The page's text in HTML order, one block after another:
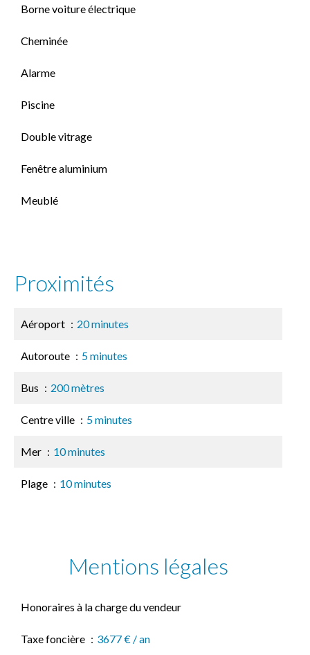
Borne voiture électrique
Cheminée
Alarme
Piscine
Double vitrage
Fenêtre aluminium
Meublé
Proximités
Aéroport 20 minutes
Autoroute 5 minutes
Bus 200 mètres
Centre ville 5 minutes
Mer 10 minutes
Plage 10 minutes
Mentions légales
Honoraires à la charge du vendeur
Taxe foncière 3677 € / an